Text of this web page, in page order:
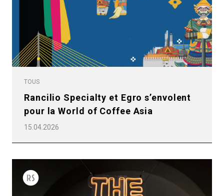
TOUS
Rancilio Specialty et Egro s’envolent
pour la World of Coffee Asia
15.04.2026
Politique de confidentialité